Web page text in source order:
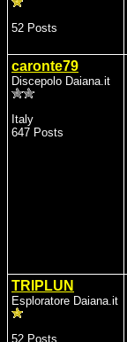
52 Posts
caronte79
Discepolo Daiana.it
Italy
647 Posts
TRIPLUN
Esploratore Daiana.it
52 Posts